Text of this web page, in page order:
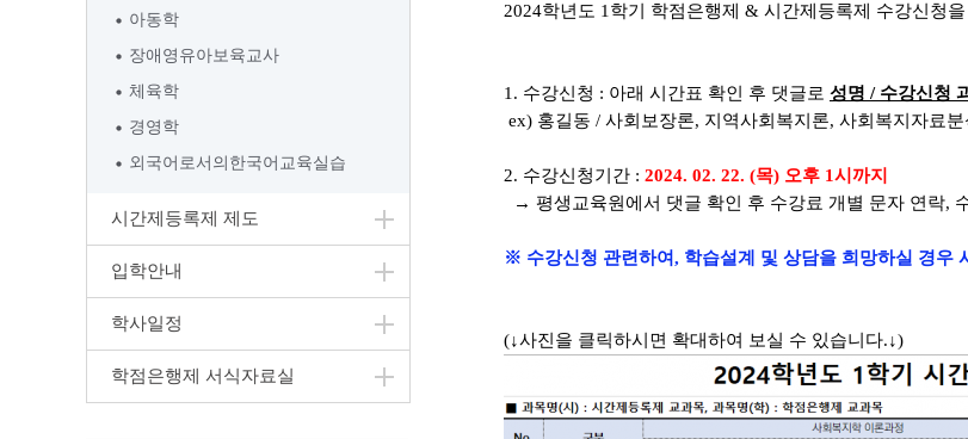
아동학
장애영유아보육교사
체육학
경영학
외국어로서의한국어교육실습
시간제등록제 제도
입학안내
학사일정
학점은행제 서식자료실
2024학년도 1 학기 학점은행제 & 시간제등록제 수강신청
1. 수강신청 : 아래 시간표 확인 후 댓글로 성명 / 수강신청
ex) 홍길동 / 사회보장론, 지역사회복지론, 사회복지자료분
2. 수강신청기간 : 2024. 02. 22. (목) 오후 1시까지
→ 평생교육원에서 댓글 확인 후 수강료 개별 문자 연락,
※ 수강신청 관련하여, 학습설계 및 상담을 희망하실 경우
(↓사진을 클릭하시면 확대하여 보실 수 있습니다.↓)